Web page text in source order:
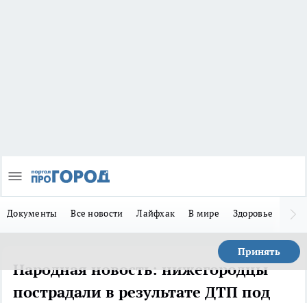
Документы Все новости Лайфхак В мире Здоровье
Принять
Народная новость: нижегородцы
пострадали в результате ДТП под